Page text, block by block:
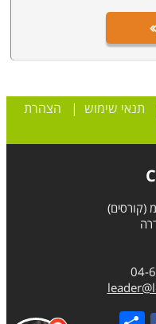
תנאי שימוש | הצהרת
Share